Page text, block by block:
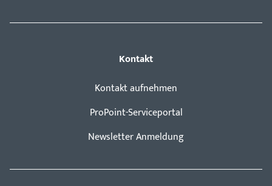
Kontakt
Kontakt aufnehmen
ProPoint-Serviceportal
Newsletter Anmeldung